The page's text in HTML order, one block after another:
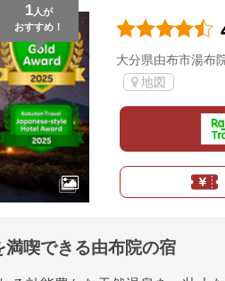
1人が
おすすめ！
大分県由布市湯布
地図
喫できる由布院の宿